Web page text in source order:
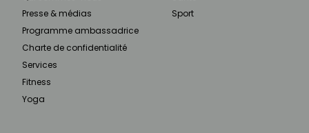
Presse & médias
Programme ambassadrice
Charte de confidentialité
Services
Fitness
Yoga
Sport